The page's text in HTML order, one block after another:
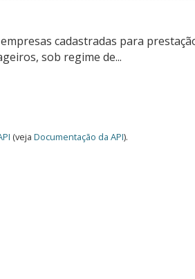
cadastradas para
sob regime de...
(veja Documentação da API).